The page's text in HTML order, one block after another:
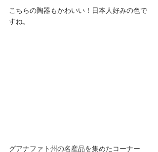
こちらの陶器もかわいい！日本人好みの色で
すね。
グアナファト州の名産品を集めたコーナー